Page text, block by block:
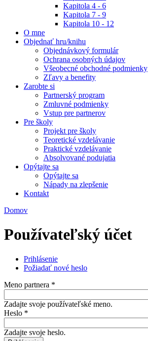
Kapitola 4 - 6
Kapitola 7 - 9
Kapitola 10 - 12
O mne
Objednať hru/knihu
Objednávkový formulár
Ochrana osobných údajov
Všeobecné obchodné podmienky
Zľavy a benefity
Zarobte si
Partnerský program
Zmluvné podmienky
Vstup pre partnerov
Pre školy
Projekt pre školy
Teoretické vzdelávanie
Praktické vzdelávanie
Absolvované podujatia
Opýtajte sa
Opýtajte sa
Nápady na zlepšenie
Kontakt
Domov
Používateľský účet
Primárne karty
Prihlásenie
Požiadať nové heslo
Meno partnera *
Zadajte svoje používateľské meno.
Heslo *
Zadajte svoje heslo.